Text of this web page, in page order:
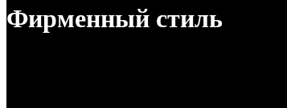
Фирменный стиль